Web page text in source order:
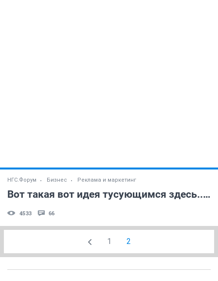
НГС.Форум Бизнес Реклама и маркетинг
Вот такая вот идея тусующимся здесь.....
4533 66
1 2